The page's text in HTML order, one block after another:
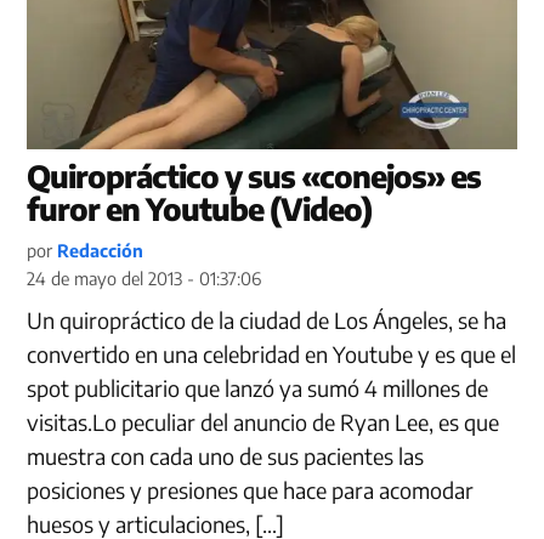
Quiropráctico y sus «conejos» es
furor en Youtube (Video)
por Redacción
24 de mayo del 2013 - 01:37:06
Un quiropráctico de la ciudad de Los Ángeles, se ha
convertido en una celebridad en Youtube y es que el
spot publicitario que lanzó ya sumó 4 millones de
visitas.Lo peculiar del anuncio de Ryan Lee, es que
muestra con cada uno de sus pacientes las
posiciones y presiones que hace para acomodar
huesos y articulaciones, […]